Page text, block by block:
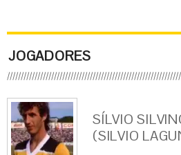
JOGADORES
SÍLVIO
(SILVIO